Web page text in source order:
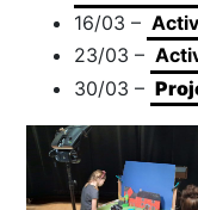
16/03 –
23/03 –
30/03 –